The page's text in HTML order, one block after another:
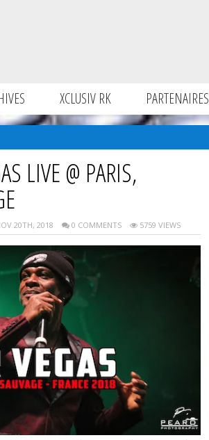
XCLUSIV RK PARTENAIRES
LIVE @ PARIS,
20TH, 2018 0 COMMENTS 5759 VIEWS